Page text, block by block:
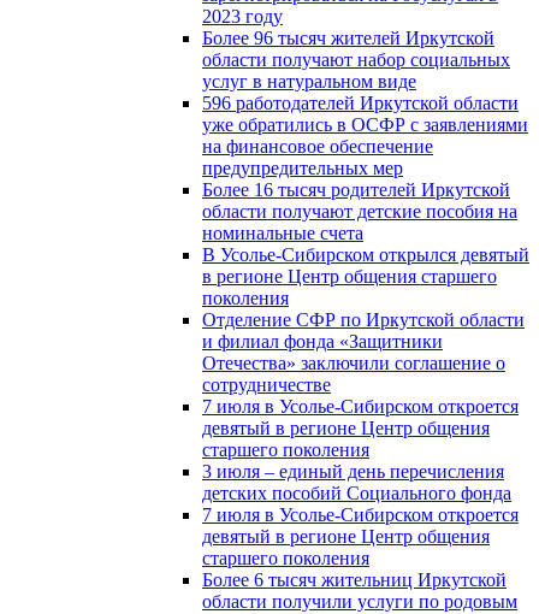
2023 году
Более 96 тысяч жителей Иркутской
области получают набор социальных
услуг в натуральном виде
596 работодателей Иркутской области
уже обратились в ОСФР с заявлениями
на финансовое обеспечение
предупредительных мер
Более 16 тысяч родителей Иркутской
области получают детские пособия на
номинальные счета
В Усолье-Сибирском открылся девятый
в регионе Центр общения старшего
поколения
Отделение СФР по Иркутской области
и филиал фонда «Защитники
Отечества» заключили соглашение о
сотрудничестве
7 июля в Усолье-Сибирском откроется
девятый в регионе Центр общения
старшего поколения
3 июля – единый день перечисления
детских пособий Социального фонда
7 июля в Усолье-Сибирском откроется
девятый в регионе Центр общения
старшего поколения
Более 6 тысяч жительниц Иркутской
области получили услуги по родовым